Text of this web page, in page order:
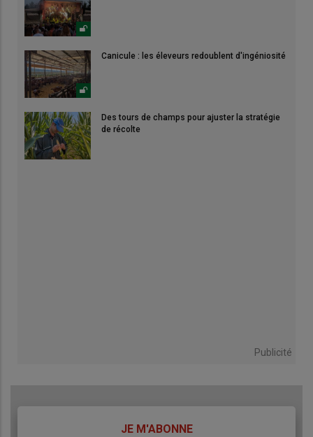
Canicule : les éleveurs redoublent d'ingéniosité
Des tours de champs pour ajuster la stratégie
de récolte
Publicité
JE M'ABONNE